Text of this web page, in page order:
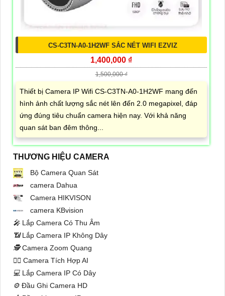
CS-C3TN-A0-1H2WF SẮC NÉT WIFI EZVIZ
1,400,000 ₫
1,500,000 ₫
Thiết bị Camera IP Wifi CS-C3TN-A0-1H2WF mang đến
hình ảnh chất lượng sắc nét lên đến 2.0 megapixel, đáp
ứng đúng tiêu chuẩn camera hiện nay. Với khả năng
quan sát ban đêm thông...
THƯƠNG HIỆU CAMERA
Bộ Camera Quan Sát
camera Dahua
Camera HIKVISON
camera KBvision
️🎤️ Lắp Camera Có Thu Âm
📶Lắp Camera IP Không Dây
🕵️Camera Zoom Quang
🧛‍♀️ Camera Tích Hợp AI
💻 Lắp Camera IP Có Dây
⚙️ Đầu Ghi Camera HD